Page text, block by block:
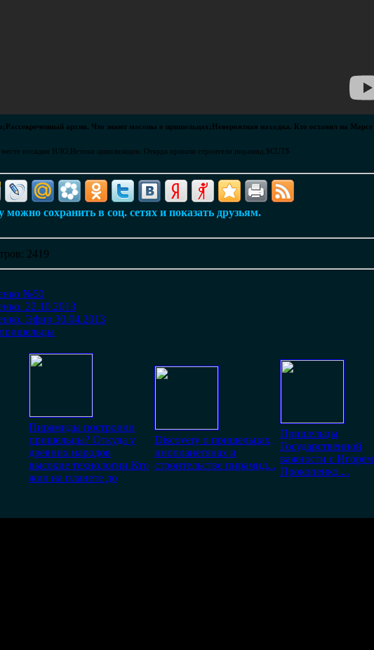
архив. Что знают масоны о пришельцах;Невероятная находка. Кто оставил на Марсе
посадки НЛО;Истоки цивилизации. Откуда пришли строители пирамид. $CUT$
можно сохранить в соц. сетях и показать друзьям.
: 2419
№50
22.10.2013
Эфир 30.04.2013
Пирамиды построили
пришельцы? Откуда у
древних народов
высокие технологии.Кто
жил на планете до
Discovery о пришельцах,
инопланетянах и
строительстве пирамид...
Пришельцы
Государственной
важности с Игорем
Прокопенко....